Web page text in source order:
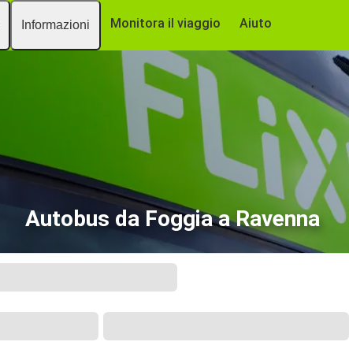
Informazioni Monitora il viaggio Aiuto
Autobus da Foggia a Ravenna